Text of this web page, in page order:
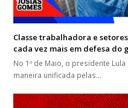
Classe trabalhadora e
cada vez mais em defesa do
No 1º de Maio, o presidente
maneira unificada pelas…